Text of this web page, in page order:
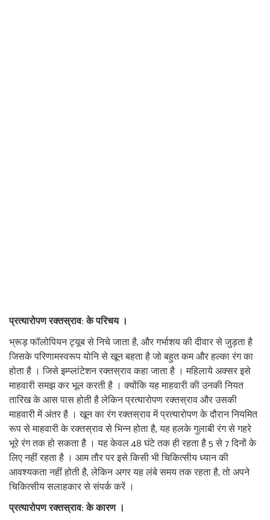
प्रत्यारोपण रक्तस्राव: के परिचय ।
भ्रूड़ फॉलोपियन ट्यूब से निचे जाता है, और गर्भाशय की दीवार से जुड़ता है
जिसके परिणामस्वरूप योनि से खून बहता है जो बहुत कम और हल्का रंग का
होता है । जिसे इम्प्लांटेशन रक्तस्राव कहा जाता है । महिलाये अक्सर इसे
माहवारी समझ कर भूल करती है । क्योंकि यह माहवारी की उनकी नियत
तारिख के आस पास होती है लेकिन प्रत्यारोपण रक्तस्राव और उसकी
माहवारी में अंतर है । खून का रंग रक्तस्राव में प्रत्यारोपण के दौरान नियमित
रूप से माहवारी के रक्तस्राव से भिन्न होता है, यह हलके गुलाबी रंग से गहरे
भूरे रंग तक हो सकता है । यह केवल 48 घंटे तक ही रहता है 5 से 7 दिनों के
लिए नहीं रहता है । आम तौर पर इसे किसी भी चिकित्सीय ध्यान की
आवश्यकता नहीं होती है, लेकिन अगर यह लंबे समय तक रहता है, तो अपने
चिकित्सीय सलाहकार से संपर्क करें ।
प्रत्यारोपण रक्तस्राव: के कारण ।